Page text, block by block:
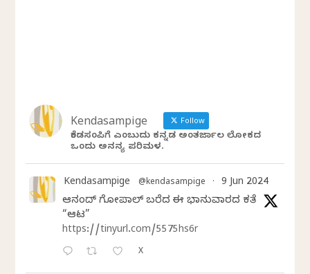
Kendasampige Follow
ಕೆಂಡಸಂಪಿಗೆ ಎಂಬುದು ಕನ್ನಡ ಅಂತರ್ಜಾಲ ಲೋಕದ
ಒಂದು ಅನನ್ಯ ಪರಿಮಳ.
Kendasampige @kendasampige · 9 Jun 2024
ಆನಂದ್‌ ಗೋಪಾಲ್‌ ಬರೆದ ಈ ಭಾನುವಾರದ ಕತೆ
“ಆಟ”
https://tinyurl.com/5575hs6r
X